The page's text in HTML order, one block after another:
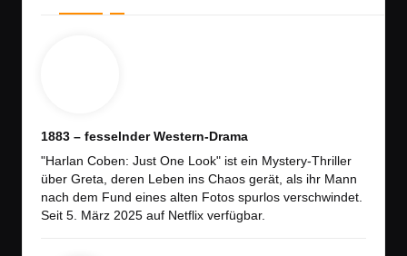
1883 – fesselnder Western-Drama
"Harlan Coben: Just One Look" ist ein Mystery-Thriller
über Greta, deren Leben ins Chaos gerät, als ihr Mann
nach dem Fund eines alten Fotos spurlos verschwindet.
Seit 5. März 2025 auf Netflix verfügbar.